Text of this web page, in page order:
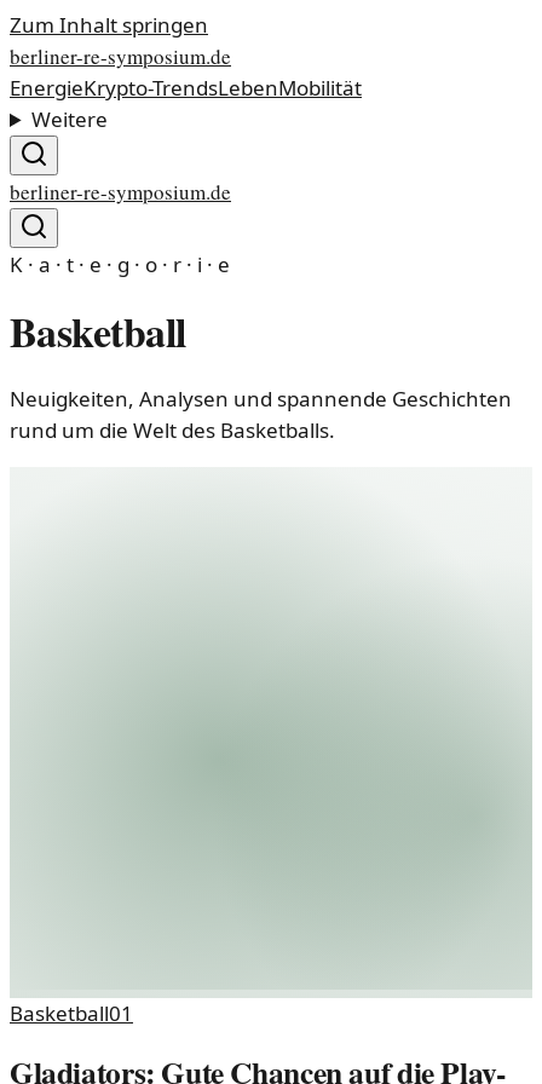
Zum Inhalt springen
berliner-re-symposium.de
EnergieKrypto-TrendsLebenMobilität
Weitere
berliner-re-symposium.de
K · a · t · e · g · o · r · i · e
Basketball
Neuigkeiten, Analysen und spannende Geschichten
rund um die Welt des Basketballs.
Basketball01
Gladiators: Gute Chancen auf die Play-